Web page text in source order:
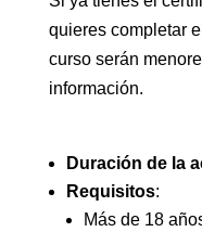
quieres completar
curso serán
información.
Duración de la
Requisitos:
Más de 18